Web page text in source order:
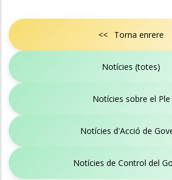
<< Torna enrere
Notícies (totes)
Notícies sobre el Ple
Notícies d'Acció de
Notícies de Control del